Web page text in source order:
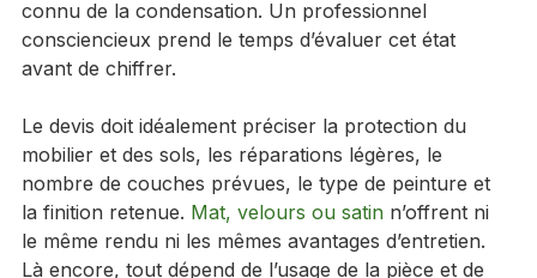
mur peint, un plafond taché ou une pièce ayant
connu de la condensation. Un professionnel
consciencieux prend le temps d’évaluer cet état
Le devis doit idéalement préciser la protection du
mobilier et des sols, les réparations légères, le
nombre de couches prévues, le type de peinture et
la finition retenue. Mat, velours ou satin n’offrent ni
le même rendu ni les mêmes avantages d’entretien.